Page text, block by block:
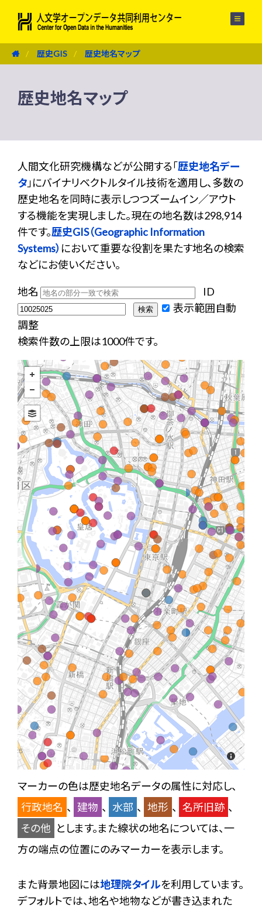
歴史GIS 歴史地名マップ
歴史地名マップ
人間文化研究機構などが公開する「歴史地名デー
タ 」にバイナリベクトルタイル技術を適用し、多数の
歴史地名を同時に表示しつつズームイン／アウト
する機能を実現しました。現在の地名数は298,914
件です。歴史GIS（Geographic Information
Systems） において重要な役割を果たす地名の検索
などにお使いください。
地名
ID
表示範囲自動
調整
検索件数の上限は1000件です。
マーカーの色は歴史地名データの属性に対応し、
行政地名 、 建物 、 水部 、 地形 、 名所旧跡 、
その他 とします。また線状の地名については、一
方の端点の位置にのみマーカーを表示します。
また背景地図には地理院タイルを利用しています。
デフォルトでは、地名や地物などが書き込まれた